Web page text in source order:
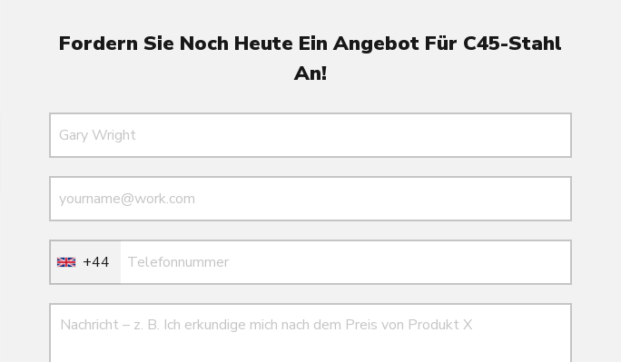
Fordern Sie Noch Heute Ein Angebot Für C45-Stahl
An!
+44